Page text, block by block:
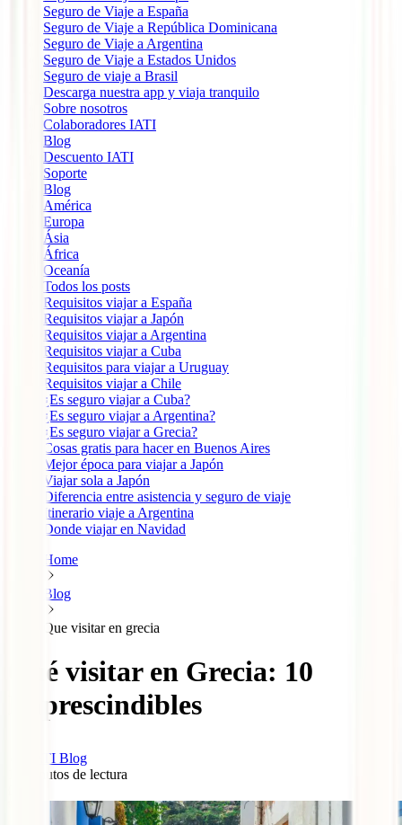
Seguro de Viaje a España
Seguro de Viaje a República Dominicana
Seguro de Viaje a Argentina
Seguro de Viaje a Estados Unidos
Seguro de viaje a Brasil
Descarga nuestra app y viaja tranquilo
Sobre nosotros
Colaboradores IATI
Blog
Descuento IATI
Soporte
Blog
América
Europa
Ásia
África
Oceanía
Todos los posts
Requisitos viajar a España
Requisitos viajar a Japón
Requisitos viajar a Argentina
Requisitos viajar a Cuba
Requisitos para viajar a Uruguay
Requisitos viajar a Chile
¿Es seguro viajar a Cuba?
¿Es seguro viajar a Argentina?
¿Es seguro viajar a Grecia?
Cosas gratis para hacer en Buenos Aires
Mejor época para viajar a Japón
Viajar sola a Japón
Diferencia entre asistencia y seguro de viaje
Itinerario viaje a Argentina
Donde viajar en Navidad
Home
Blog
Que visitar en grecia
Qué visitar en Grecia: 10
Imprescindibles
IATI Blog
minutos de lectura